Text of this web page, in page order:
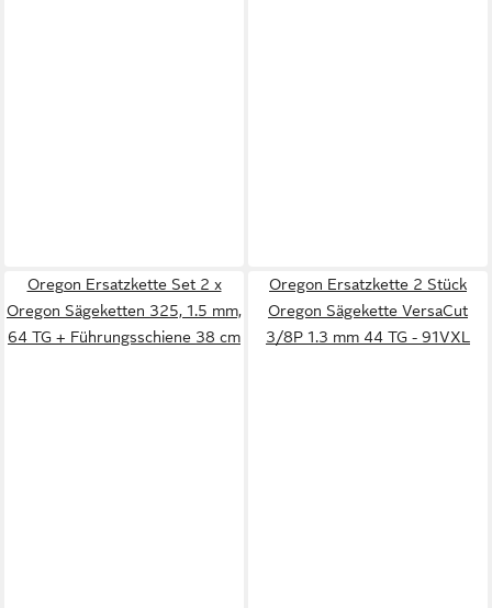
Oregon Ersatzkette Set 2 x
Oregon Sägeketten 325, 1.5 mm,
64 TG + Führungsschiene 38 cm
Oregon Ersatzkette 2 Stück
Oregon Sägekette VersaCut
3/8P 1.3 mm 44 TG - 91VXL